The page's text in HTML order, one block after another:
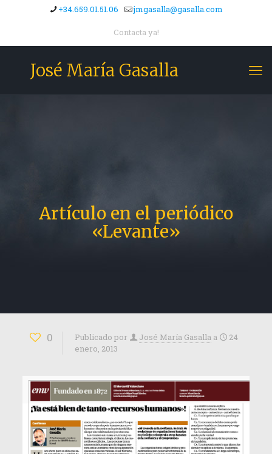
+34.659.01.51.06 jmgasalla@gasalla.com
Contacta ya!
José María Gasalla
Artículo en el periódico
«Levante»
0 Publicado por José María Gasalla a
24
enero, 2013